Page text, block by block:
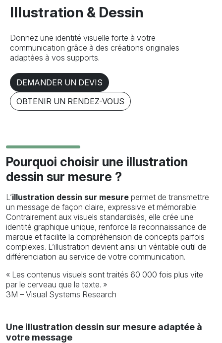
Illustration & Dessin
Donnez une identité visuelle forte à votre
communication grâce à des créations originales
adaptées à vos supports.
DEMANDER UN DEVIS
OBTENIR UN RENDEZ-VOUS
Pourquoi choisir une illustration
dessin sur mesure ?
L’illustration dessin sur mesure permet de transmettre
un message de façon claire, expressive et mémorable.
Contrairement aux visuels standardisés, elle crée une
identité graphique unique, renforce la reconnaissance de
marque et facilite la compréhension de concepts parfois
complexes. L’illustration devient ainsi un véritable outil de
différenciation au service de votre communication.
« Les contenus visuels sont traités 60 000 fois plus vite
par le cerveau que le texte. »
3M – Visual Systems Research
Une illustration dessin sur mesure adaptée à
votre message